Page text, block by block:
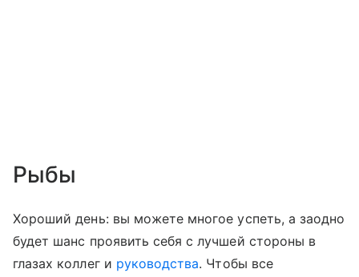
Рыбы
Хороший день: вы можете многое успеть, а заодно
будет шанс проявить себя с лучшей стороны в
глазах коллег и руководства. Чтобы все